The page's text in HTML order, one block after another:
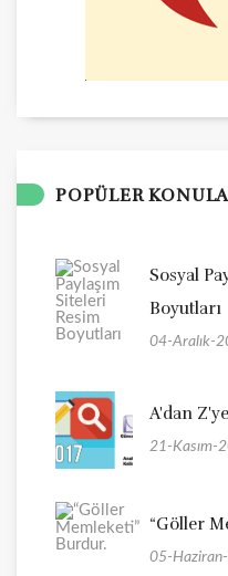
POPÜLER
Sosyal
Boyutları
04-Aralık-
A'dan
21-Kasım-
“Göller
05-